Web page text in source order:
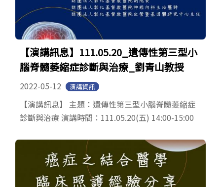
【演講訊息】111.05.20_遺傳性第三型小
腦脊髓萎縮症診斷與治療_劉青山教授
2022-05-12 演講資訊
【演講訊息】 主題：遺傳性第三型小腦脊髓萎縮症
診斷與治療 演講時間：111.05.20(五) 14:00-15:00